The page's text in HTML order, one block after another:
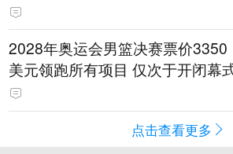
2028年奥运会男篮决赛票价3350
美元领跑所有项目 仅次于开闭幕
点击查看更多